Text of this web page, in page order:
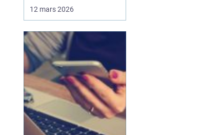
siffrorna är i ordning får
företagaren en tydlig bild
av hur verksamh...
12 mars 2026